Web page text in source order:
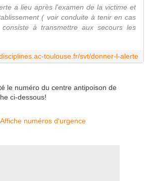
a lieu après l'examen de la victime et
( voir conduite à tenir en cas
à transmettre aux secours les
toulouse.fr/svt/donner-l-alerte
le numéro du centre antipoison de
ci-dessous!